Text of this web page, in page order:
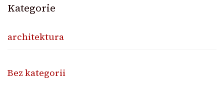
Kategorie
architektura
Bez kategorii